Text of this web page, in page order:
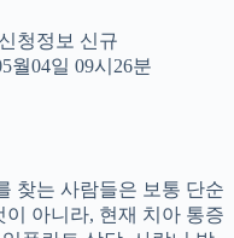
청정보 신규
월04일 09시26분
찾는 사람들은 보통 단순
아니라, 현재 치아 통증